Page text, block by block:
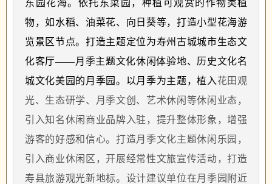
东园花海。依托东菜园，种植可观赏的作物类植
物，如水稻、油菜花、向日葵等，打造小型花海游
览景区节点。打造主题定位为寿州古城城市生态文
化客厅——月季主题文化休闲体验地、历史文化名
城文化美园的月季园。以月季为主题，植入 花田观
光、生态研学、月季文创、艺术休闲等休闲业态，
引入知名休闲商业品牌入驻，提升整体形象，增强
游客的好感和信心。打造月季文化主题休闲乐园，
引入商业休闲区，开展经常性文旅宣传活动，打造
寿县旅游观光新地标。 设计建议单位在月季园附近